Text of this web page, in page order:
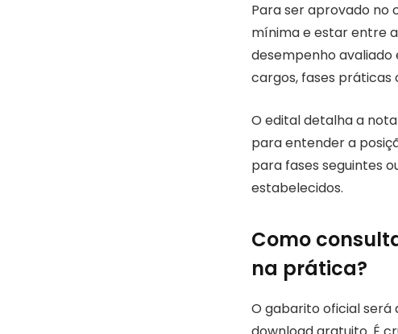
Para ser aprovado no
mínima e estar entre
desempenho avaliado
cargos, fases práticas
O edital detalha a
para entender a
para fases seguintes
estabelecidos.
Como
na prática?
O gabarito oficial será